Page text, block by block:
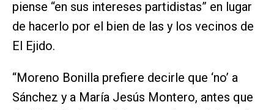
piense “en sus intereses partidistas” en lugar
de hacerlo por el bien de las y los vecinos de
El Ejido.
“Moreno Bonilla prefiere decirle que ‘no’ a
Sánchez y a María Jesús Montero, antes que